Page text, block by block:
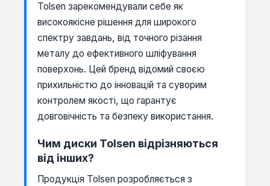
Tolsen зарекомендували себе як
високоякісне рішення для широкого
спектру завдань, від точного різання
металу до ефективного шліфування
поверхонь. Цей бренд відомий своєю
прихильністю до інновацій та суворим
контролем якості, що гарантує
довговічність та безпеку використання.
Чим диски Tolsen відрізняються
від інших?
Продукція Tolsen розробляється з